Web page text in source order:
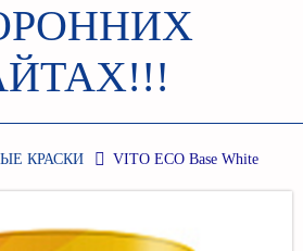
КРАСКИ VITO ECO Base White